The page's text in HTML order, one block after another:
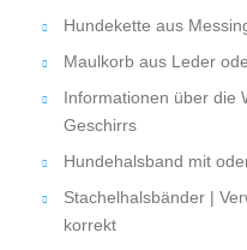
Hundekette aus
Maulkorb aus Leder
Informationen über die
Geschirrs
Hundehalsband mit
Stachelhalsbänder |
korrekt